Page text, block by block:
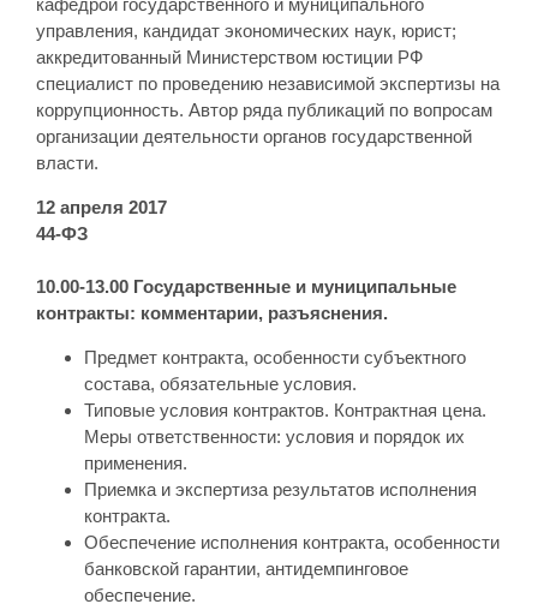
кафедрой государственного и муниципального
управления, кандидат экономических наук, юрист;
аккредитованный Министерством юстиции РФ
специалист по проведению независимой экспертизы на
коррупционность. Автор ряда публикаций по вопросам
организации деятельности органов государственной
власти.
12 апреля 2017
44-ФЗ
10.00-13.00 Государственные и муниципальные
контракты: комментарии, разъяснения.
Предмет контракта, особенности субъектного
состава, обязательные условия.
Типовые условия контрактов. Контрактная цена.
Меры ответственности: условия и порядок их
применения.
Приемка и экспертиза результатов исполнения
контракта.
Обеспечение исполнения контракта, особенности
банковской гарантии, антидемпинговое
обеспечение.